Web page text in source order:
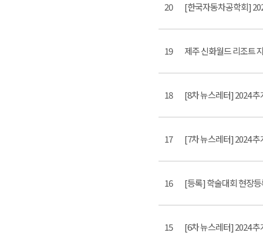
20 [한국자동차공학회]
19 제주 신화월드 리조트
18 [8차 뉴스레터] 2024
17 [7차 뉴스레터] 2024
16 [등록] 학술대회 현장
15 [6차 뉴스레터] 2024